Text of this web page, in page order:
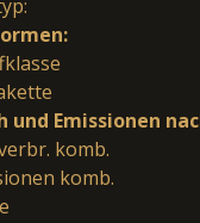
und Emissionen
komb.
komb.